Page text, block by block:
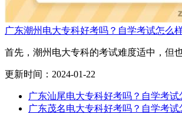
广东潮州电大专科好考吗？自学考试怎么
首先，潮州电大专科的考试难度适中，但
更新时间：2024-01-22
广东汕尾电大专科好考吗？自学考试
广东茂名电大专科好考吗？自学考试